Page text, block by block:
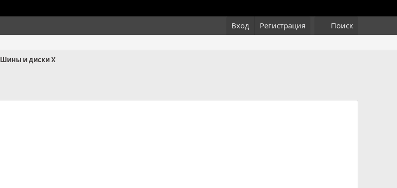
Вход Регистрация Поиск
Шины и диски X